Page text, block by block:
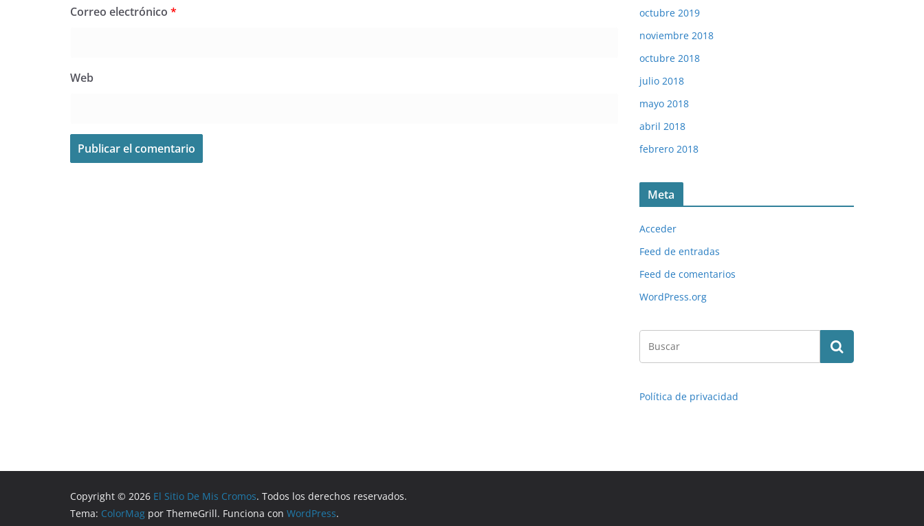
Correo electrónico *
Web
octubre 2019
noviembre 2018
octubre 2018
julio 2018
mayo 2018
abril 2018
febrero 2018
Meta
Acceder
Feed de entradas
Feed de comentarios
WordPress.org
Política de privacidad
Copyright © 2026 El Sitio De Mis Cromos. Todos los derechos reservados.
Tema: ColorMag por ThemeGrill. Funciona con WordPress.